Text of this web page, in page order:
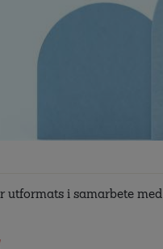
utformats i samarbete med